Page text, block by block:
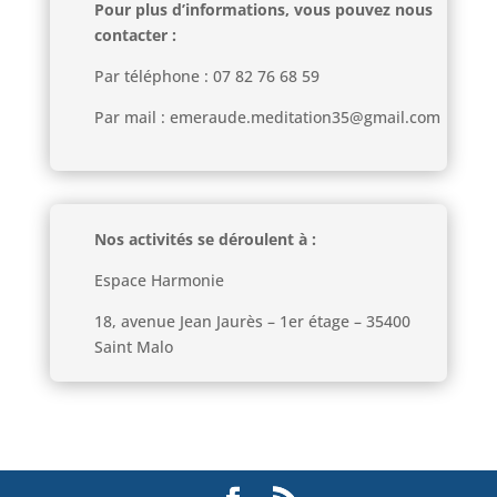
Pour plus d’informations, vous pouvez nous
contacter :
Par téléphone : 07 82 76 68 59
Par mail : emeraude.meditation35@gmail.com
Nos activités se déroulent à :
Espace Harmonie
18, avenue Jean Jaurès – 1er étage – 35400
Saint Malo